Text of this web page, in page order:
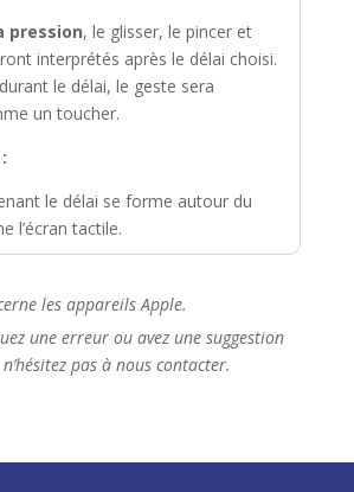
pression, le glisser, le pincer et
interprétés après le délai choisi.
le délai, le geste sera
un toucher.
le délai se forme autour du
l’écran tactile.
les appareils Apple.
une erreur ou avez une suggestion
pas à nous contacter.